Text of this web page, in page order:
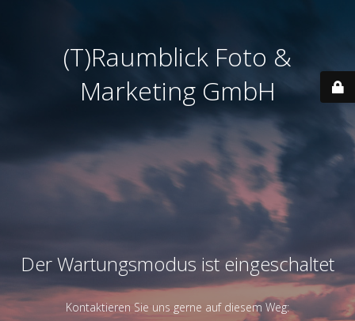
(T)Raumblick Foto &
Marketing GmbH
Der Wartungsmodus ist eingeschaltet
Kontaktieren Sie uns gerne auf diesem Weg: